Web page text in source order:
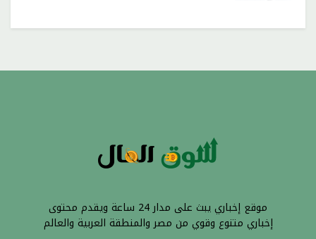
موقع إخباري يبث على مدار 24 ساعة ويقدم محتوى
إخباري متنوع وقوي من مصر والمنطقة العربية والعالم